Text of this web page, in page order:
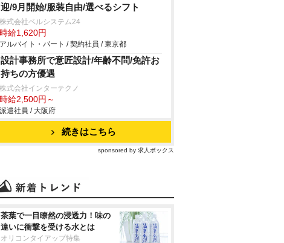
迎/9月開始/服装自由/選べるシフト
株式会社ベルシステム24
時給1,620円
アルバイト・パート / 契約社員 / 東京都
設計事務所で意匠設計/年齢不問/免許お
持ちの方優遇
株式会社インターテクノ
時給2,500円～
派遣社員 / 大阪府
続きはこちら
sponsored by 求人ボックス
茶葉で一目瞭然の浸透力！味の
違いに衝撃を受ける水とは
オリコンタイアップ特集